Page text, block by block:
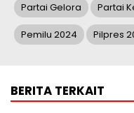
Partai Gelora Partai
Pemilu 2024 Pilpres
BERITA TERKAIT